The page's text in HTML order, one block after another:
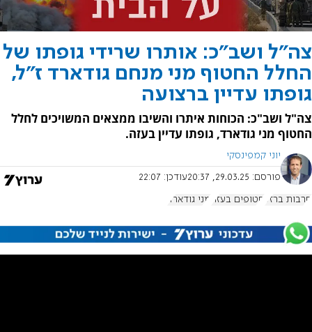
צה"ל ושב"כ: אותרו שרידי גופתו של
החלל החטוף מני מנחם גודארד ז"ל,
גופתו עדיין ברצועה
צה"ל ושב"כ: הכוחות איתרו והשיבו ממצאים המשויכים לחלל
החטוף מני גודארד, גופתו עדיין בעזה.
יוני קמפינסקי
פורסם: 29.03.25, 20:37 עודכן: 22:07
חרבות ברזל חטופים בעזה מני גודארד